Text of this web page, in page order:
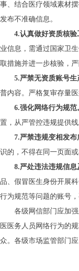
事、结合医疗领域素材
发布不准确信息。
4.认真做好资质核验
业信息，需通过国家卫
取措施并进一步核验，严
5.严禁无资质账号生
普内容。严格复审存量
6.强化网络行为规范
置，从严管控违规提供
7.严禁违规变相发布
识的，不得在同一页面
8.严处违法违规信息
品、假冒医生身份开展
行为规范等问题的账号
各级网信部门应加
医医务人员网络行为的
众。各级市场监管部门